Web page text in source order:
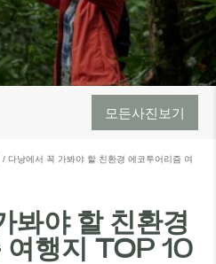
모든사진보기
다낭에서 꼭 가봐야 할 친환경 에코투어리즘 여
봐야 할 친환경
여행지 TOP 10